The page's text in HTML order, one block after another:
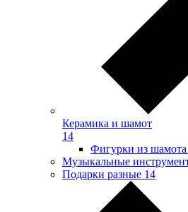
Керамика и шамот
14
Фигурки из шамота
Музыкальные
Подарки разные 14